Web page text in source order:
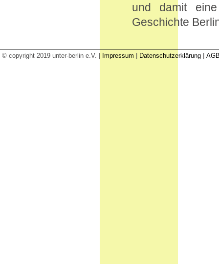
und damit
Geschichte
© copyright 2019 unter-berlin e.V. | Impressum | Datenschutzerklärung |